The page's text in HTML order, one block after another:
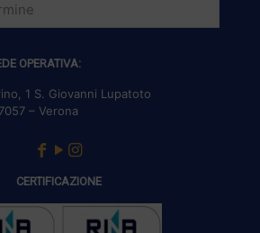
OPERATIVA:
1 S. Giovanni Lupatoto
– Verona
CERTIFICAZIONE